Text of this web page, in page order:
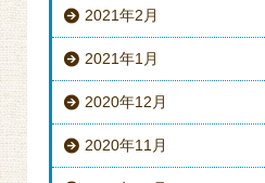
2021年2月
2021年1月
2020年12月
2020年11月